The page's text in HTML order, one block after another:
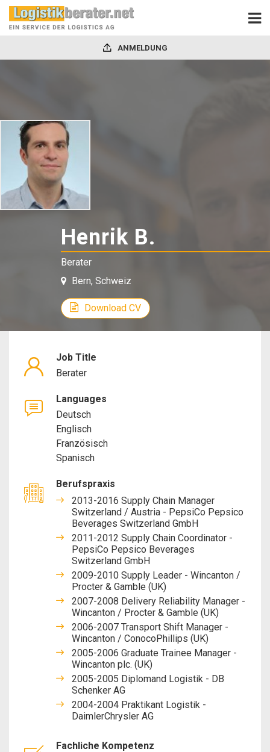
ANMELDUNG
Henrik B.
Berater
Bern, Schweiz
Download CV
Job Title
Berater
Languages
Deutsch
Englisch
Französisch
Spanisch
Berufspraxis
2013-2016 Supply Chain Manager
Switzerland / Austria - PepsiCo Pepsico
Beverages Switzerland GmbH
2011-2012 Supply Chain Coordinator -
PepsiCo Pepsico Beverages
Switzerland GmbH
2009-2010 Supply Leader - Wincanton /
Procter & Gamble (UK)
2007-2008 Delivery Reliability Manager -
Wincanton / Procter & Gamble (UK)
2006-2007 Transport Shift Manager -
Wincanton / ConocoPhillips (UK)
2005-2006 Graduate Trainee Manager -
Wincanton plc. (UK)
2005-2005 Diplomand Logistik - DB
Schenker AG
2004-2004 Praktikant Logistik -
DaimlerChrysler AG
Fachliche Kompetenz